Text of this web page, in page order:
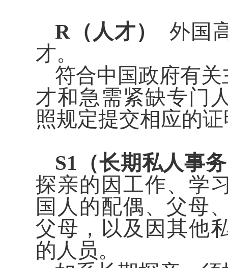
R（人才）
外国
才。
符合中国政府有
才和急需紧缺专门
照规定提交相应的
S1（长期私人事
探亲的因工作、学
国人的配偶、父母
父母，以及因其他
的人员。